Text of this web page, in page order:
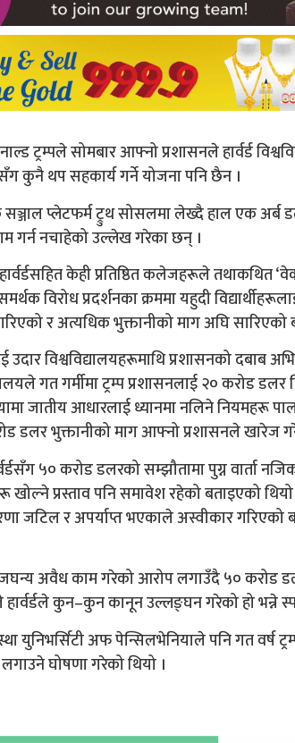
ट्रम्पले सोमबार आफ्नो प्रशासनले हार्वर्ड
कुनै थप सहकार्य गर्ने योजना पनि छैन ।
सञ्जाल प्लेटफर्म ट्रुथ सोसलमा लेख्दै हाल एक अर्ब
गर्न नचाहेको उल्लेख गरेका छन् ।
केही प्रतिष्ठित कलेजहरूले तथाकथित
विरोध प्रदर्शनका क्रममा यहुदी
र अत्यधिक भुक्तानीको माग अघि सारिएको
विश्वविद्यालयहरूमाथि प्रशासनको दबाब
गत गर्मीमा ट्रम्प प्रशासनलाई २० करोड
जातीय आधारलाई ध्यानमा नलिने नियमहरू
डलर भुक्तानीको माग आफ्नो प्रशासनले खारेज
५० करोड डलरको सम्झौतामा पुग्न वार्ता
प्रस्ताव पनि समावेश रहेको बताइएको
जटिल र अपर्याप्त भएकाले अस्वीकार
र जघन्य अवैध काम गरेको आरोप लगाउँदै ५०
हार्वर्डले कुन–कुन कानून उल्लङ्घन गरेको हो भन्ने
अफ पेन्सिलभेनियाले पनि गत वर्ष
घोषणा गरेको थियो ।